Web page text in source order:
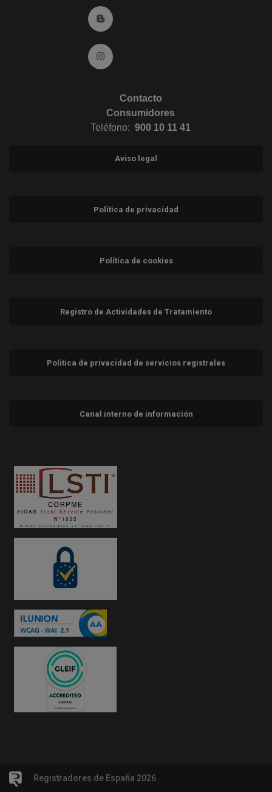
Ir al Blog (abre en ventana nueva)
Ir a Instagram (abre en ventana nueva)
Contacto
Consumidores
Teléfono: 900 10 11 41
Aviso legal
Política de privacidad
Política de cookies
Registro de Actividades de Tratamiento
Política de privacidad de servicios registrales
Canal interno de información
Registradores de España 2026